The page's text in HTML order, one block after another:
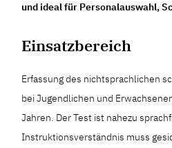
und ideal für Personalauswahl,
Einsatzbereich
Erfassung des nichtsprachlichen
bei Jugendlichen und
Jahren. Der Test ist nahezu
Instruktionsverständnis muss